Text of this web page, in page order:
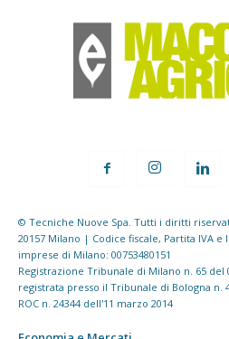
© Tecniche Nuove Spa. Tutti i diritti
20157 Milano | Codice fiscale, Partita IVA
imprese di Milano: 00753480151
Registrazione Tribunale di Milano n. 65
registrata presso il Tribunale di Bologna n.
ROC n. 24344 dell'11 marzo 2014